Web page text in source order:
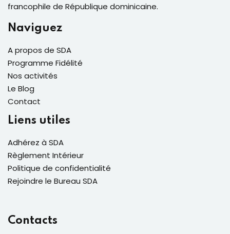
francophile de République dominicaine.
Naviguez
A propos de SDA
Programme Fidélité
Nos activités
Le Blog
Contact
Liens utiles
Adhérez à SDA
Règlement Intérieur
Politique de confidentialité
Rejoindre le Bureau SDA
Contacts